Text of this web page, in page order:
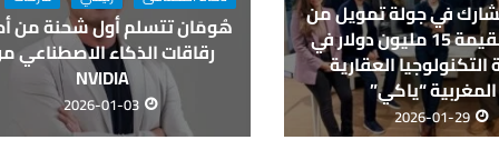
في جولة تمويل من
الفئة أ بقيمة 15 مليون دولار في
العقارية
المغربية “ياكي”
2026-01-29
هُومَان تتسلم أول شحنة من
رقاقات الذكاء الاصطناعي
NVIDIA
2026-01-03